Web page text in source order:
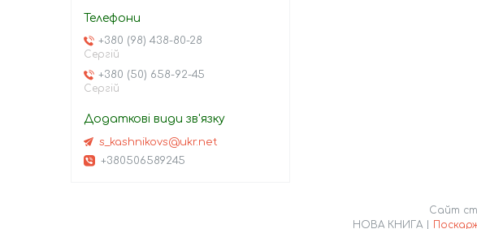
+380 (98) 438-80-28
Сергій
+380 (50) 658-92-45
Сергій
s_kashnikovs@ukr.net
+380506589245
Сайт